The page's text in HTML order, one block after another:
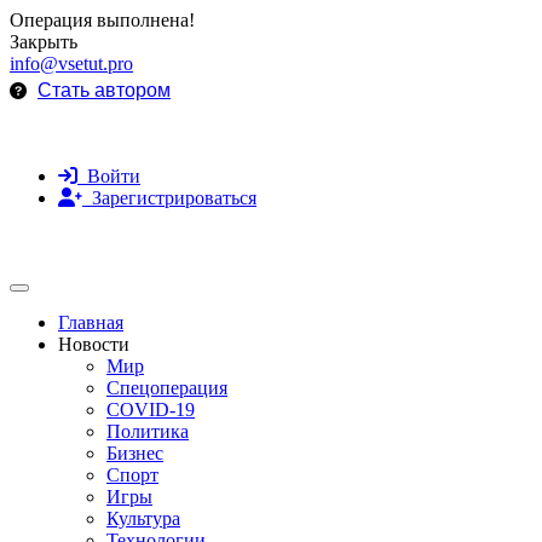
Операция выполнена!
Закрыть
info@vsetut.pro
Стать автором
Войти
Зарегистрироваться
Toggle navigation
Главная
Новости
Мир
Спецоперация
COVID-19
Политика
Бизнес
Спорт
Игры
Культура